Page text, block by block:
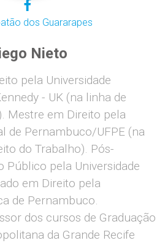
dos Guararapes
Nieto
pela Universidade
- UK (na linha de
Mestre em Direito pela
de Pernambuco/UFPE (na
do Trabalho). Pós-
Público pela Universidade
em Direito pela
de Pernambuco.
dos cursos de Graduação
da Grande Recife